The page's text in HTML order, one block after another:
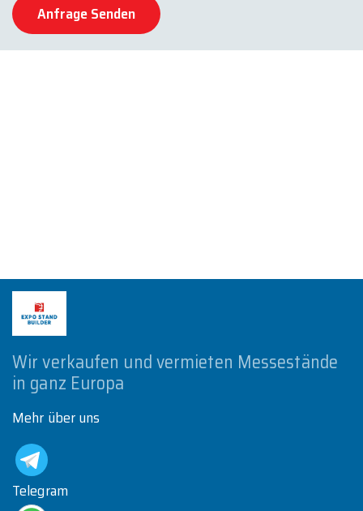
Wir verkaufen und vermieten Messestände
in ganz Europa
Mehr über uns
Telegram